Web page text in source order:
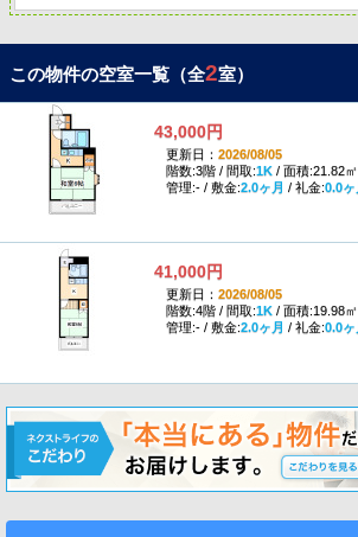
この物件の空室一覧（全2室）
43,000円
更新日： 2026/08/05
階数:3階 / 間取:1K/ 面積:21.82㎡
管理:- / 敷金:2.0ヶ月 / 礼金:0.0ヶ
41,000円
更新日： 2026/08/05
階数:4階 / 間取:1K/ 面積:19.98㎡
管理:- / 敷金:2.0ヶ月 / 礼金:0.0ヶ